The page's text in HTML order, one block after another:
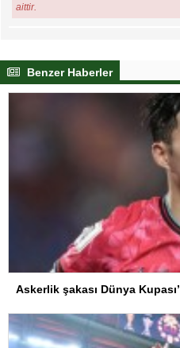
aittir.
Benzer Haberler